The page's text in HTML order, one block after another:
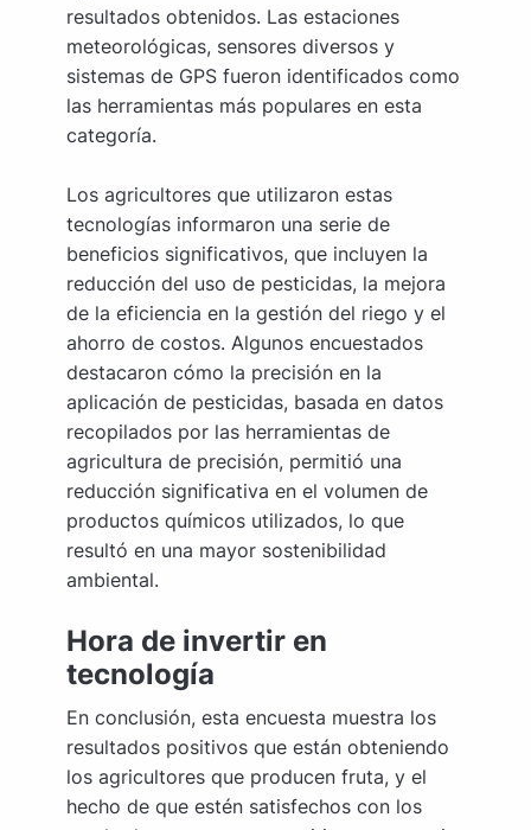
resultados obtenidos. Las estaciones
meteorológicas, sensores diversos y
sistemas de GPS fueron identificados como
las herramientas más populares en esta
categoría.
Los agricultores que utilizaron estas
tecnologías informaron una serie de
beneficios significativos, que incluyen la
reducción del uso de pesticidas, la mejora
de la eficiencia en la gestión del riego y el
ahorro de costos. Algunos encuestados
destacaron cómo la precisión en la
aplicación de pesticidas, basada en datos
recopilados por las herramientas de
agricultura de precisión, permitió una
reducción significativa en el volumen de
productos químicos utilizados, lo que
resultó en una mayor sostenibilidad
ambiental.
Hora de invertir en
tecnología
En conclusión, esta encuesta muestra los
resultados positivos que están obteniendo
los agricultores que producen fruta, y el
hecho de que estén satisfechos con los